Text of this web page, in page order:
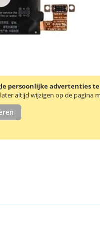
persoonlijke advertenties
altijd wijzigen op de pagina